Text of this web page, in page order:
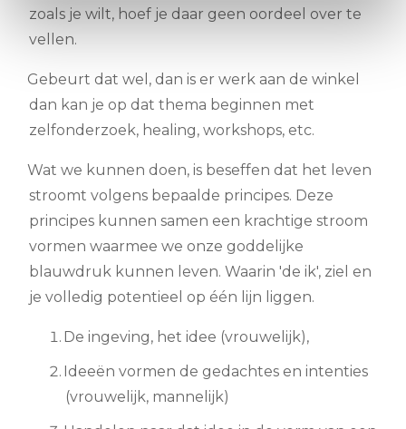
zoals je wilt, hoef je daar geen oordeel over te
vellen.
Gebeurt dat wel, dan is er werk aan de winkel
dan kan je op dat thema beginnen met
zelfonderzoek, healing, workshops, etc.
Wat we kunnen doen, is beseffen dat het leven
stroomt volgens bepaalde principes. Deze
principes kunnen samen een krachtige stroom
vormen waarmee we onze goddelijke
blauwdruk kunnen leven. Waarin 'de ik', ziel en
je volledig potentieel op één lijn liggen.
De ingeving, het idee (vrouwelijk),
Ideeën vormen de gedachtes en intenties
(vrouwelijk, mannelijk)